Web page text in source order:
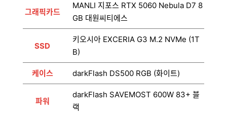
그래픽카드
MANLI 지포스 RTX 5060 Nebula D7 8
GB 대원씨티에스
SSD
키오시아 EXCERIA G3 M.2 NVMe (1T
B)
케이스 darkFlash DS500 RGB (화이트)
파워
darkFlash SAVEMOST 600W 83+ 블
랙